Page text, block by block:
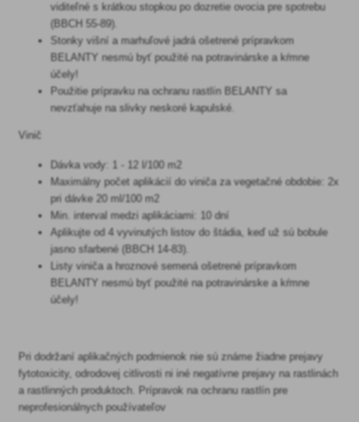
viditeľné s krátkou stopkou po dozretie ovocia pre spotrebu
(BBCH 55-89).
Stonky višní a marhuľové jadrá ošetrené prípravkom
BELANTY nesmú byť použité na potravinárske a kŕmne
účely!
Použitie prípravku na ochranu rastlín BELANTY sa
nevzťahuje na slivky neskoré kapulské.
Vinič
Dávka vody: 1 - 12 l/100 m2
Maximálny počet aplikácií do viniča za vegetačné obdobie: 2x
pri dávke 20 ml/100 m2
Min. interval medzi aplikáciami: 10 dní
Aplikujte od 4 vyvinutých listov do štádia, keď už sú bobule
jasno sfarbené (BBCH 14-83).
Listy viniča a hroznové semená ošetrené prípravkom
BELANTY nesmú byť použité na potravinárske a kŕmne
účely!
Pri dodržaní aplikačných podmienok nie sú známe žiadne prejavy
fytotoxicity, odrodovej citlivosti ni iné negatívne prejavy na rastlinách
a rastlinných produktoch. Prípravok na ochranu rastlín pre
neprofesionálnych používateľov